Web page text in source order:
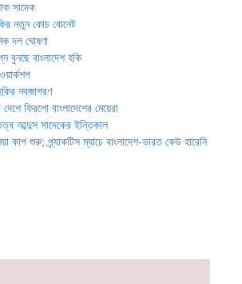
সাদেক
নতুন কোচ বোনেট
দল ঘোষণা
বুনছে বাংলাদেশ হকি
নবজাগরণ
ফিরলো বাংলাদেশের মেয়েরা
আব্দুস সাদেকের ইন্তিকাল
কাপ শুরু; প্র্যাকটিস ম্যাচে বাংলাদেশ-ভারত কেউ হারেনি